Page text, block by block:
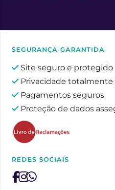
SEGURANÇA GARANTIDA
Site seguro e protegido
Privacidade totalmente
Pagamentos seguros
Proteção de dados
REDES SOCIAIS